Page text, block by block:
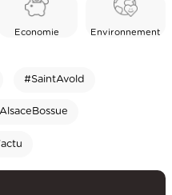
Economie Environnement
#SaintAvold